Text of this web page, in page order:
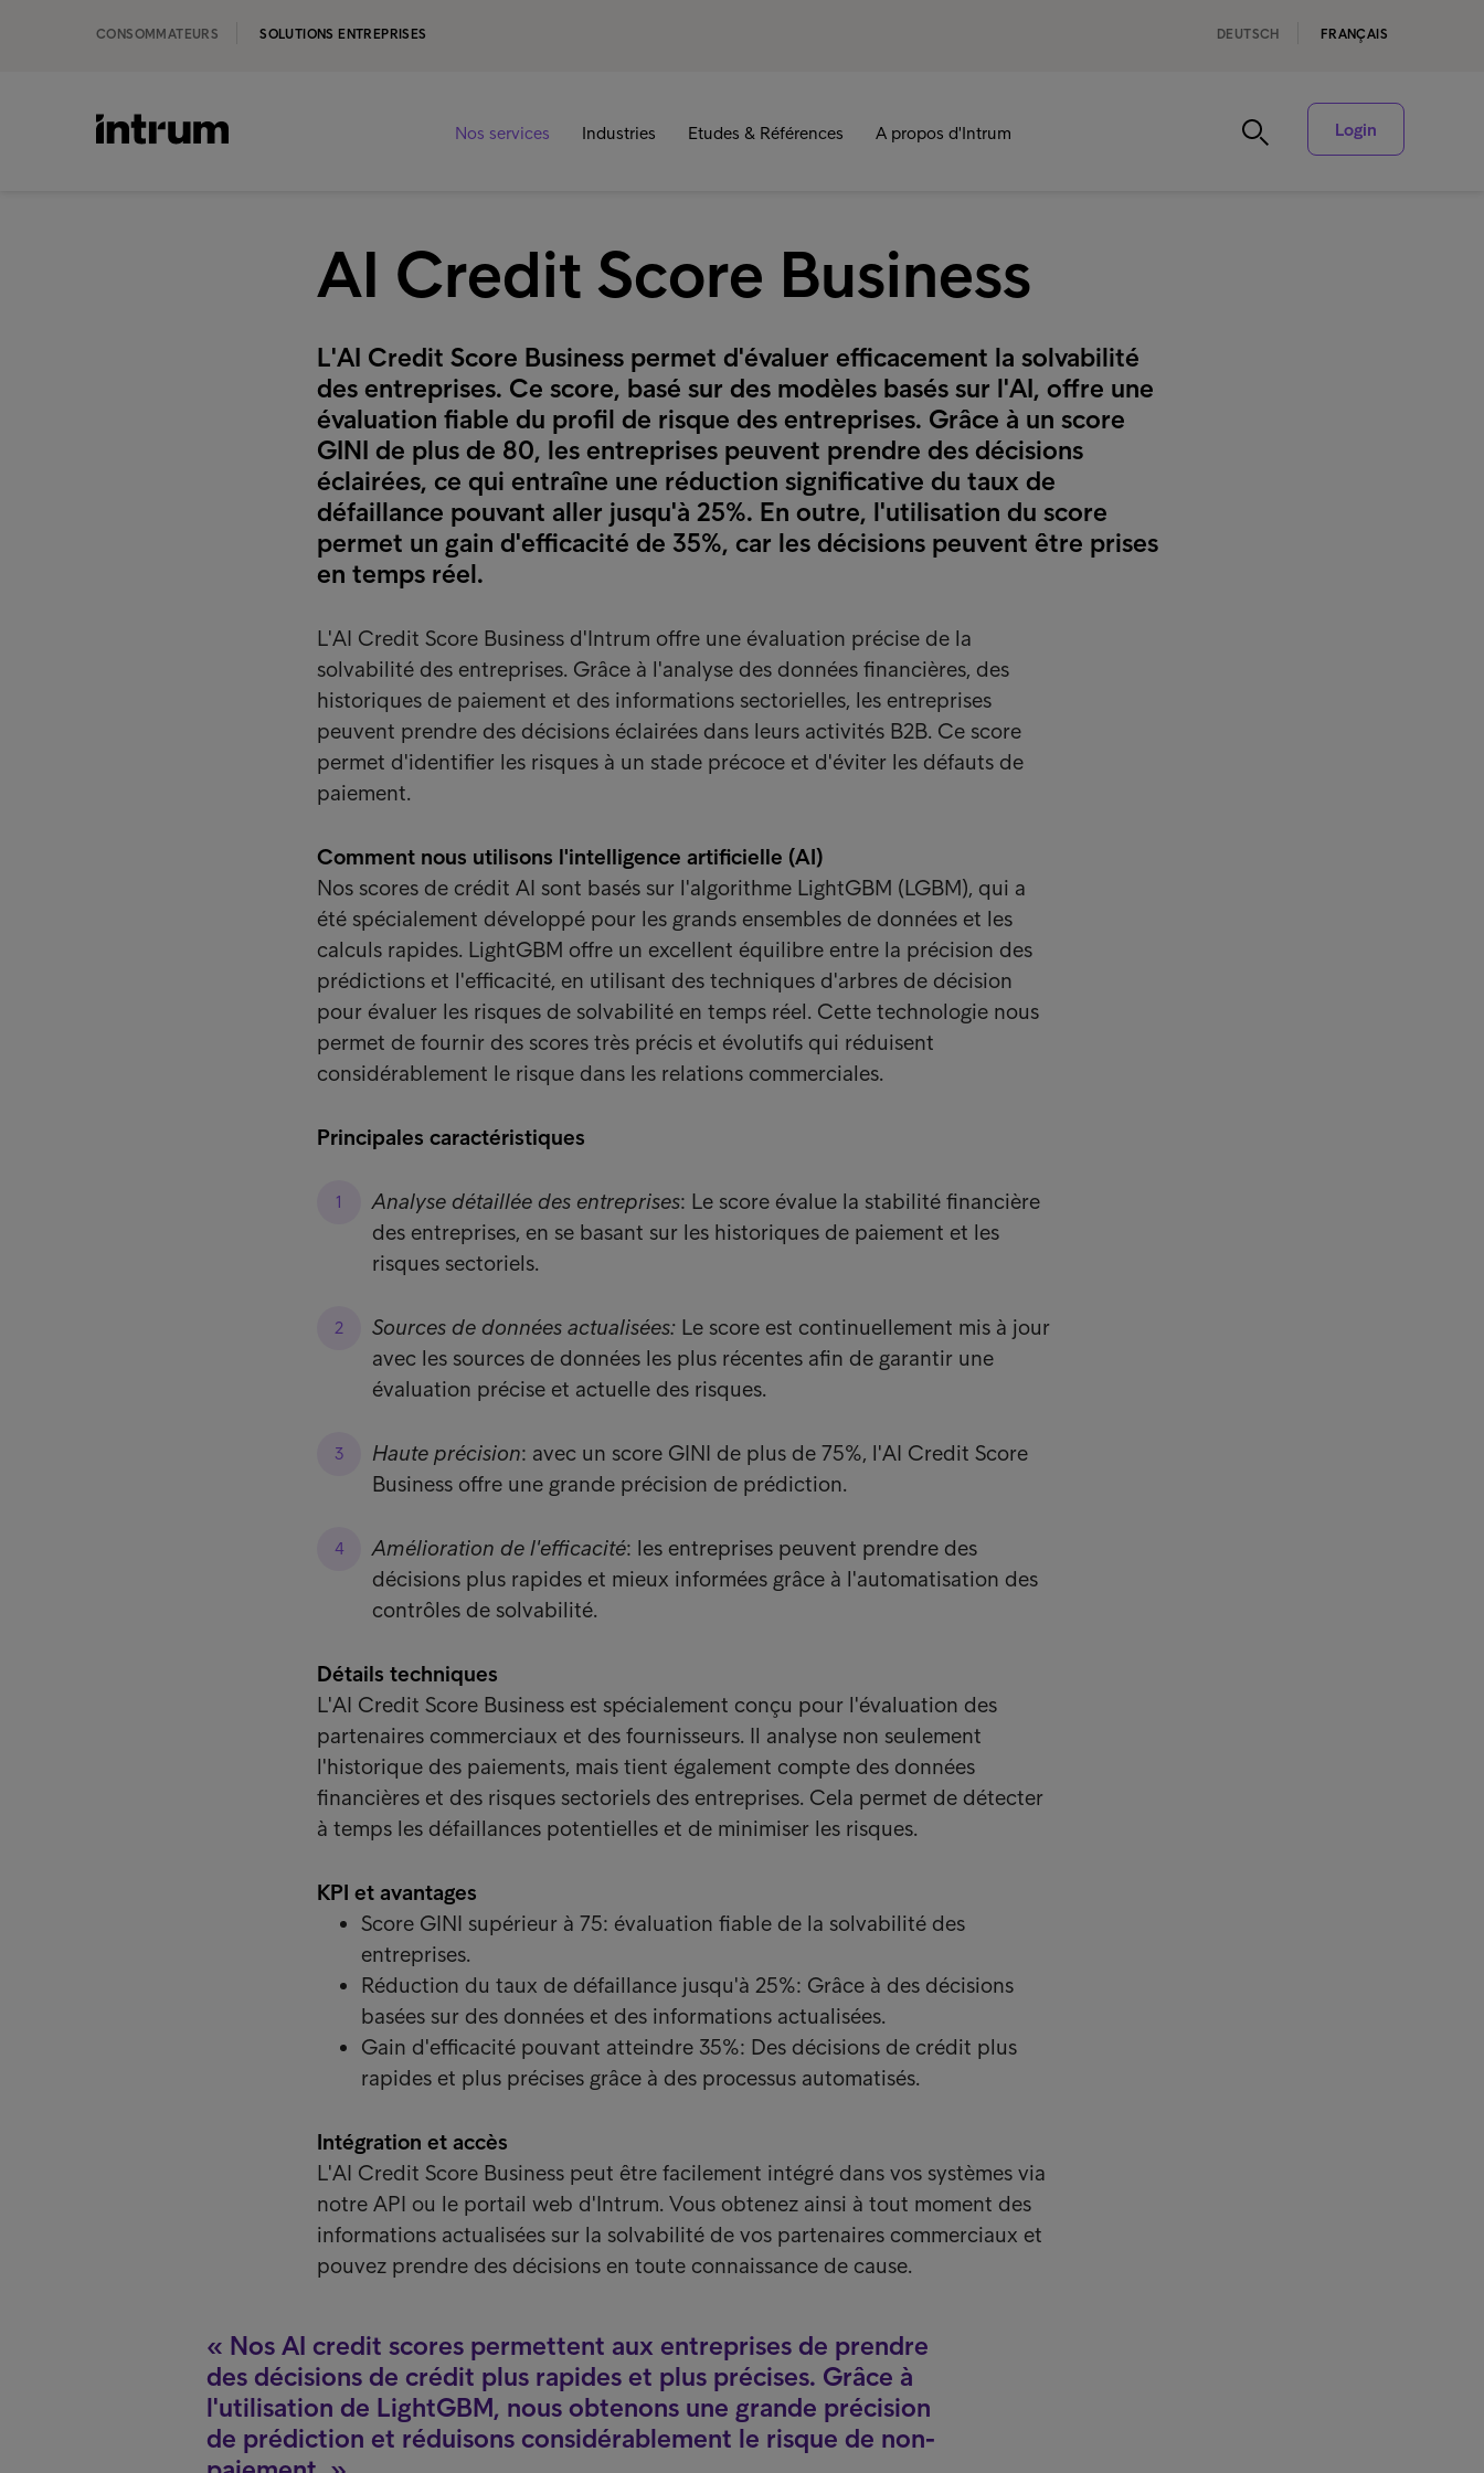
CONSOMMATEURS SOLUTIONS ENTREPRISES DEUTSCH FRANÇAIS
Nos services Industries Etudes & Références A propos d'Intrum Login
AI Credit Score Business
L'AI Credit Score Business permet d'évaluer efficacement la solvabilité
des entreprises. Ce score, basé sur des modèles basés sur l'AI, offre une
évaluation fiable du profil de risque des entreprises. Grâce à un score
GINI de plus de 80, les entreprises peuvent prendre des décisions
éclairées, ce qui entraîne une réduction significative du taux de
défaillance pouvant aller jusqu'à 25%. En outre, l'utilisation du score
permet un gain d'efficacité de 35%, car les décisions peuvent être prises
en temps réel.
L'AI Credit Score Business d'Intrum offre une évaluation précise de la
solvabilité des entreprises. Grâce à l'analyse des données financières, des
historiques de paiement et des informations sectorielles, les entreprises
peuvent prendre des décisions éclairées dans leurs activités B2B. Ce score
permet d'identifier les risques à un stade précoce et d'éviter les défauts de
paiement.
Comment nous utilisons l'intelligence artificielle (AI)
Nos scores de crédit AI sont basés sur l'algorithme LightGBM (LGBM), qui a
été spécialement développé pour les grands ensembles de données et les
calculs rapides. LightGBM offre un excellent équilibre entre la précision des
prédictions et l'efficacité, en utilisant des techniques d'arbres de décision
pour évaluer les risques de solvabilité en temps réel. Cette technologie nous
permet de fournir des scores très précis et évolutifs qui réduisent
considérablement le risque dans les relations commerciales.
Principales caractéristiques
Analyse détaillée des entreprises: Le score évalue la stabilité financière
des entreprises, en se basant sur les historiques de paiement et les
risques sectoriels.
Sources de données actualisées: Le score est continuellement mis à jour
avec les sources de données les plus récentes afin de garantir une
évaluation précise et actuelle des risques.
Haute précision: avec un score GINI de plus de 75%, l'AI Credit Score
Business offre une grande précision de prédiction.
Amélioration de l'efficacité: les entreprises peuvent prendre des
décisions plus rapides et mieux informées grâce à l'automatisation des
contrôles de solvabilité.
Détails techniques
L'AI Credit Score Business est spécialement conçu pour l'évaluation des
partenaires commerciaux et des fournisseurs. Il analyse non seulement
l'historique des paiements, mais tient également compte des données
financières et des risques sectoriels des entreprises. Cela permet de détecter
à temps les défaillances potentielles et de minimiser les risques.
KPI et avantages
Score GINI supérieur à 75: évaluation fiable de la solvabilité des
entreprises.
Réduction du taux de défaillance jusqu'à 25%: Grâce à des décisions
basées sur des données et des informations actualisées.
Gain d'efficacité pouvant atteindre 35%: Des décisions de crédit plus
rapides et plus précises grâce à des processus automatisés.
Intégration et accès
L'AI Credit Score Business peut être facilement intégré dans vos systèmes via
notre API ou le portail web d'Intrum. Vous obtenez ainsi à tout moment des
informations actualisées sur la solvabilité de vos partenaires commerciaux et
pouvez prendre des décisions en toute connaissance de cause.
Nos AI credit scores permettent aux entreprises de prendre
des décisions de crédit plus rapides et plus précises. Grâce à
l'utilisation de LightGBM, nous obtenons une grande précision
de prédiction et réduisons considérablement le risque de non-